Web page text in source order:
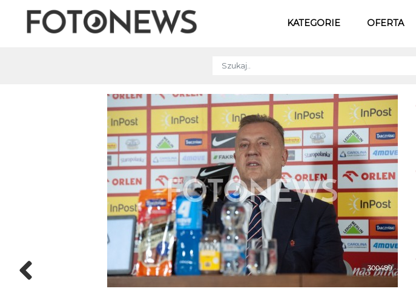
KATEGORIE OFERTA